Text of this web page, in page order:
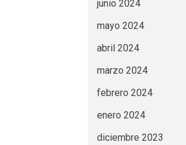
junio 2024
mayo 2024
abril 2024
marzo 2024
febrero 2024
enero 2024
diciembre 2023